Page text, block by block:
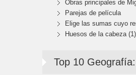
Obras principales de
Parejas de película
Elige las sumas cuyo
Huesos de la cabeza (1)
Top 10 Geografía: